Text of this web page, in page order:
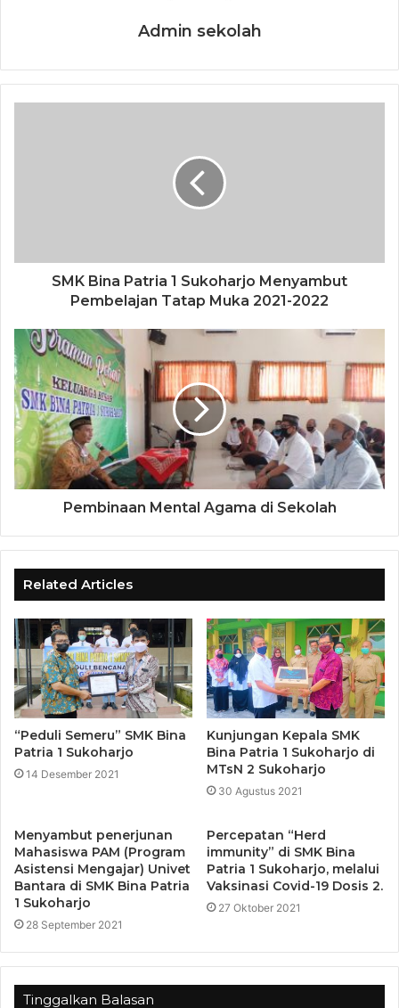
Admin sekolah
SMK Bina Patria 1 Sukoharjo Menyambut
Pembelajan Tatap Muka 2021-2022
Pembinaan Mental Agama di Sekolah
Related Articles
“Peduli Semeru” SMK Bina
Patria 1 Sukoharjo
14 Desember 2021
Kunjungan Kepala SMK
Bina Patria 1 Sukoharjo di
MTsN 2 Sukoharjo
30 Agustus 2021
Menyambut penerjunan
Mahasiswa PAM (Program
Asistensi Mengajar) Univet
Bantara di SMK Bina Patria
1 Sukoharjo
28 September 2021
Percepatan “Herd
immunity” di SMK Bina
Patria 1 Sukoharjo, melalui
Vaksinasi Covid-19 Dosis 2.
27 Oktober 2021
Tinggalkan Balasan